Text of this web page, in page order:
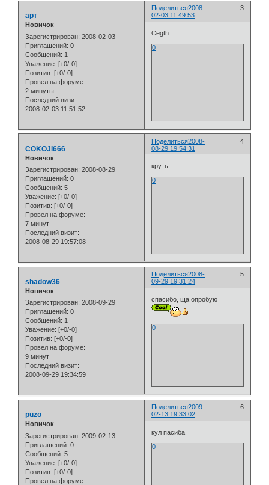
Поделиться 3
2008-
02-03 11:49:53
арт
Новичок
Зарегистрирован: 2008-02-03
Приглашений: 0
Сообщений: 1
Уважение: [+0/-0]
Позитив: [+0/-0]
Провел на форуме:
2 минуты
Последний визит:
2008-02-03 11:51:52
Cegth
0
Поделиться 4
2008-
08-29 19:54:31
COKOJI666
Новичок
Зарегистрирован: 2008-08-29
Приглашений: 0
Сообщений: 5
Уважение: [+0/-0]
Позитив: [+0/-0]
Провел на форуме:
7 минут
Последний визит:
2008-08-29 19:57:08
круть
0
Поделиться 5
2008-
09-29 19:31:24
shadow36
Новичок
Зарегистрирован: 2008-09-29
Приглашений: 0
Сообщений: 1
Уважение: [+0/-0]
Позитив: [+0/-0]
Провел на форуме:
9 минут
Последний визит:
2008-09-29 19:34:59
спасибо, ща опробую
0
Поделиться 6
2009-
02-13 19:33:02
puzo
Новичок
Зарегистрирован: 2009-02-13
Приглашений: 0
Сообщений: 5
Уважение: [+0/-0]
Позитив: [+0/-0]
Провел на форуме:
кул пасиба
0